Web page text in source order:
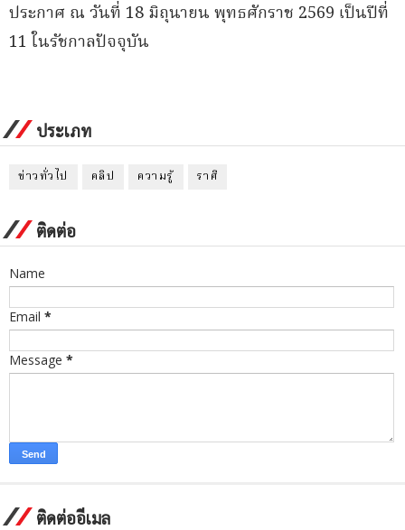
ประกาศ ณ วันที่ 18 มิถุนายน พุทธศักราช 2569 เป็นปีที่
11 ในรัชกาลปัจจุบัน
ประเภท
ข่าวทั่วไป คลิป ความรู้ ราศี
ติดต่อ
Name
Email *
Message *
ติดต่ออีเมล